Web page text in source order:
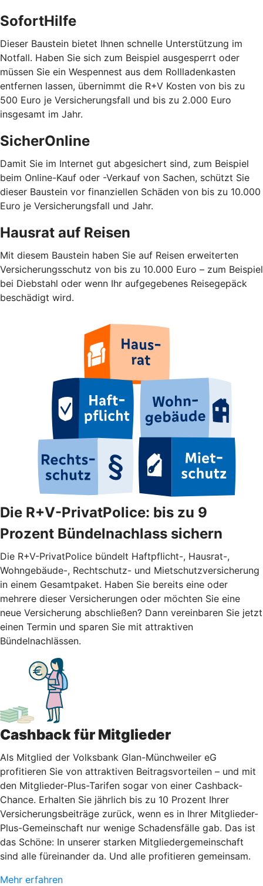
SofortHilfe
Dieser Baustein bietet Ihnen schnelle Unterstützung im
Notfall. Haben Sie sich zum Beispiel ausgesperrt oder
müssen Sie ein Wespennest aus dem Rollladenkasten
entfernen lassen, übernimmt die R+V Kosten von bis zu
500 Euro je Versicherungsfall und bis zu 2.000 Euro
insgesamt im Jahr.
SicherOnline
Damit Sie im Internet gut abgesichert sind, zum Beispiel
beim Online-Kauf oder -Verkauf von Sachen, schützt Sie
dieser Baustein vor finanziellen Schäden von bis zu 10.000
Euro je Versicherungsfall und Jahr.
Hausrat auf Reisen
Mit diesem Baustein haben Sie auf Reisen erweiterten
Versicherungsschutz von bis zu 10.000 Euro – zum Beispiel
bei Diebstahl oder wenn Ihr aufgegebenes Reisegepäck
beschädigt wird.
Die R+V-PrivatPolice: bis zu 9
Prozent Bündelnachlass sichern
Die R+V-PrivatPolice bündelt Haftpflicht-, Hausrat-,
Wohngebäude-, Rechtschutz- und Mietschutzversicherung
in einem Gesamtpaket. Haben Sie bereits eine oder
mehrere dieser Versicherungen oder möchten Sie eine
neue Versicherung abschließen? Dann vereinbaren Sie jetzt
einen Termin und sparen Sie mit attraktiven
Bündelnachlässen.
Cashback für Mitglieder
Als Mitglied der Volksbank Glan-Münchweiler eG
profitieren Sie von attraktiven Beitragsvorteilen – und mit
den Mitglieder-Plus-Tarifen sogar von einer Cashback-
Chance. Erhalten Sie jährlich bis zu 10 Prozent Ihrer
Versicherungsbeiträge zurück, wenn es in Ihrer Mitglieder-
Plus-Gemeinschaft nur wenige Schadensfälle gab. Das ist
das Schöne: In unserer starken Mitgliedergemeinschaft
sind alle füreinander da. Und alle profitieren gemeinsam.
Mehr erfahren